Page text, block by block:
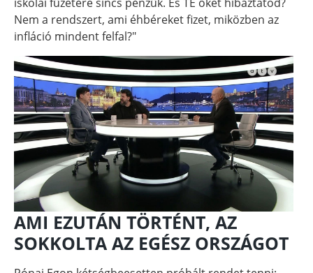
Nem a rendszert, ami éhbéreket fizet, miközben az
infláció mindent felfal?"
AMI EZUTÁN TÖRTÉNT, AZ
SOKKOLTA AZ EGÉSZ ORSZÁGOT